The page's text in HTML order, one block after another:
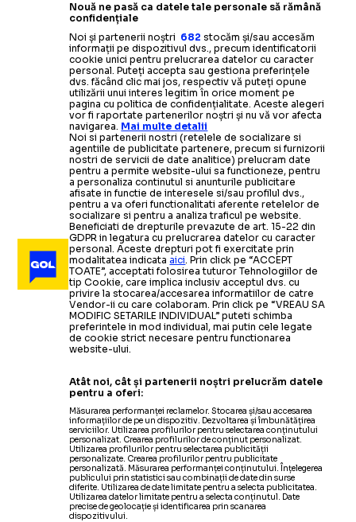
Nouă ne pasă ca datele tale personale să rămână
confidențiale
Noi și partenerii noștri 682 stocăm și/sau accesăm
informații pe dispozitivul dvs., precum identificatorii
cookie unici pentru prelucrarea datelor cu caracter
personal. Puteți accepta sau gestiona preferințele
dvs. făcând clic mai jos, respectiv vă puteți opune
utilizării unui interes legitim în orice moment pe
pagina cu politica de confidențialitate. Aceste alegeri
vor fi raportate partenerilor noștri și nu vă vor afecta
navigarea. Mai multe detalii
Noi si partenerii nostri (retelele de socializare si
agentiile de publicitate partenere, precum si furnizorii
nostri de servicii de date analitice) prelucram date
pentru a permite website-ului sa functioneze, pentru
a personaliza continutul si anunturile publicitare
afisate in functie de interesele si/sau profilul dvs.,
pentru a va oferi functionalitati aferente retelelor de
socializare si pentru a analiza traficul pe website.
Beneficiati de drepturile prevazute de art. 15-22 din
GDPR in legatura cu prelucrarea datelor cu caracter
personal. Aceste drepturi pot fi exercitate prin
modalitatea indicataaici. Prin click pe “ACCEPT
TOATE”, acceptati folosirea tuturor Tehnologiilor de
tip Cookie, care implica inclusiv acceptul dvs. cu
privire la stocarea/accesarea informatiilor de catre
Vendor-ii cu care colaboram. Prin click pe “VREAU SA
MODIFIC SETARILE INDIVIDUAL” puteti schimba
preferintele in mod individual, mai putin cele legate
de cookie strict necesare pentru functionarea
website-ului.
Atât noi, cât și partenerii noștri prelucrăm datele
pentru a oferi:
Măsurarea performanței reclamelor. Stocarea și/sau accesarea
informațiilor de pe un dispozitiv. Dezvoltarea și îmbunătățirea
serviciilor. Utilizarea profilurilor pentru selectarea conținutului
personalizat. Crearea profilurilor de conținut personalizat.
Utilizarea profilurilor pentru selectarea publicității
personalizate. Crearea profilurilor pentru publicitate
personalizată. Măsurarea performanței conținutului. Înțelegerea
publicului prin statistici sau combinații de date din surse
diferite. Utilizarea de date limitate pentru a selecta publicitatea.
Utilizarea datelor limitate pentru a selecta conținutul. Date
precise de geolocație și identificarea prin scanarea
dispozitivului.